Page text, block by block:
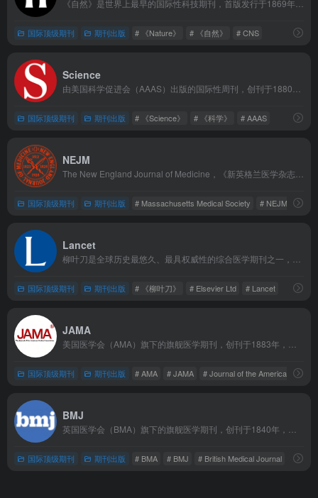
国际顶级期刊 期刊出版 # 《Nature》 # 《自然》 # CNS
Science
国际顶级期刊 期刊出版 # 《Science》 # 《科学》 # AAAS
NEJM
国际顶级期刊 期刊出版 # Massachusetts Medical Society # NEJM #
Lancet
国际顶级期刊 期刊出版 # 《柳叶刀》 # Elsevier Ltd # Lancet
JAMA
国际顶级期刊 期刊出版 # AMA # JAMA # Journal of the American
BMJ
国际顶级期刊 期刊出版 # BMA # BMJ # British Medical Journal